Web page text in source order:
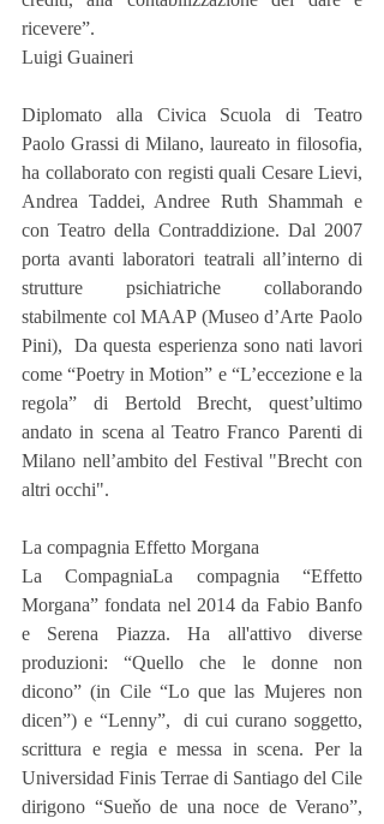
ricevere”.
Luigi Guaineri
Diplomato alla Civica Scuola di Teatro
Paolo Grassi di Milano, laureato in filosofia,
ha collaborato con registi quali Cesare Lievi,
Andrea Taddei, Andree Ruth Shammah e
con Teatro della Contraddizione. Dal 2007
porta avanti laboratori teatrali all’interno di
strutture psichiatriche collaborando
stabilmente col MAAP (Museo d’Arte Paolo
Pini),  Da questa esperienza sono nati lavori
come “Poetry in Motion” e “L’eccezione e la
regola” di Bertold Brecht, quest’ultimo
andato in scena al Teatro Franco Parenti di
Milano nell’ambito del Festival "Brecht con
altri occhi".
La compagnia Effetto Morgana
La CompagniaLa compagnia “Effetto
Morgana” fondata nel 2014 da Fabio Banfo
e Serena Piazza. Ha all'attivo diverse
produzioni: “Quello che le donne non
dicono” (in Cile “Lo que las Mujeres non
dicen”) e “Lenny”,  di cui curano soggetto,
scrittura e regia e messa in scena. Per la
Universidad Finis Terrae di Santiago del Cile
dirigono “Sueňo de una noce de Verano”,